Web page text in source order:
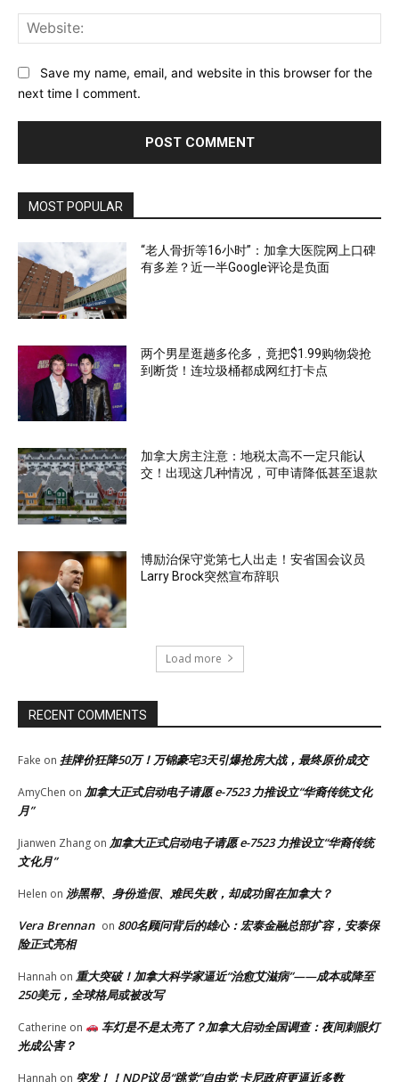
Save my name, email, and website in this browser for the
next time I comment.
MOST POPULAR
“老人骨折等16小时”：加拿大医院网上口碑
有多差？近一半Google评论是负面
两个男星逛趟多伦多，竟把$1.99购物袋抢
到断货！连垃圾桶都成网红打卡点
加拿大房主注意：地税太高不一定只能认
交！出现这几种情况，可申请降低甚至退款
博励治保守党第七人出走！安省国会议员
Larry Brock突然宣布辞职
Load more
RECENT COMMENTS
Fake on 挂牌价狂降50万！万锦豪宅3天引爆抢房大战，最终原价成交
AmyChen on 加拿大正式启动电子请愿 e-7523 力推设立“华裔传统文化
月”
Jianwen Zhang on 加拿大正式启动电子请愿 e-7523 力推设立“华裔传统
文化月”
Helen on 涉黑帮、身份造假、难民失败，却成功留在加拿大？
Vera Brennan on 800名顾问背后的雄心：宏泰金融总部扩容，安泰保
险正式亮相
Hannah on 重大突破！加拿大科学家逼近“治愈艾滋病”——成本或降至
250美元，全球格局或被改写
Catherine on
车灯是不是太亮了？加拿大启动全国调查：夜间刺眼灯
光成公害？
Hannah on 突发！！NDP议员“跳党”自由党 卡尼政府更逼近多数